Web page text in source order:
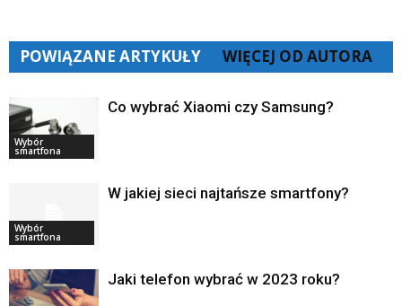
POWIĄZANE ARTYKUŁY WIĘCEJ OD AUTORA
Wybór
smartfona
Co wybrać Xiaomi czy Samsung?
Wybór
smartfona
W jakiej sieci najtańsze smartfony?
Jaki telefon wybrać w 2023 roku?